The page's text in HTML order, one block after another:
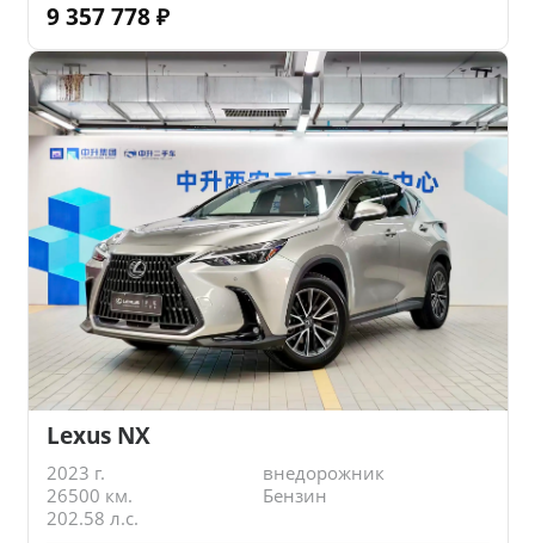
9 357 778 ₽
Lexus NX
2023 г.
внедорожник
26500 км.
Бензин
202.58 л.с.